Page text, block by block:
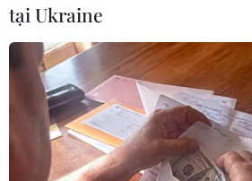
tại Ukraine